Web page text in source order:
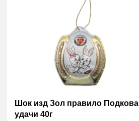
Шок изд Зол правило Подкова
удачи 40г